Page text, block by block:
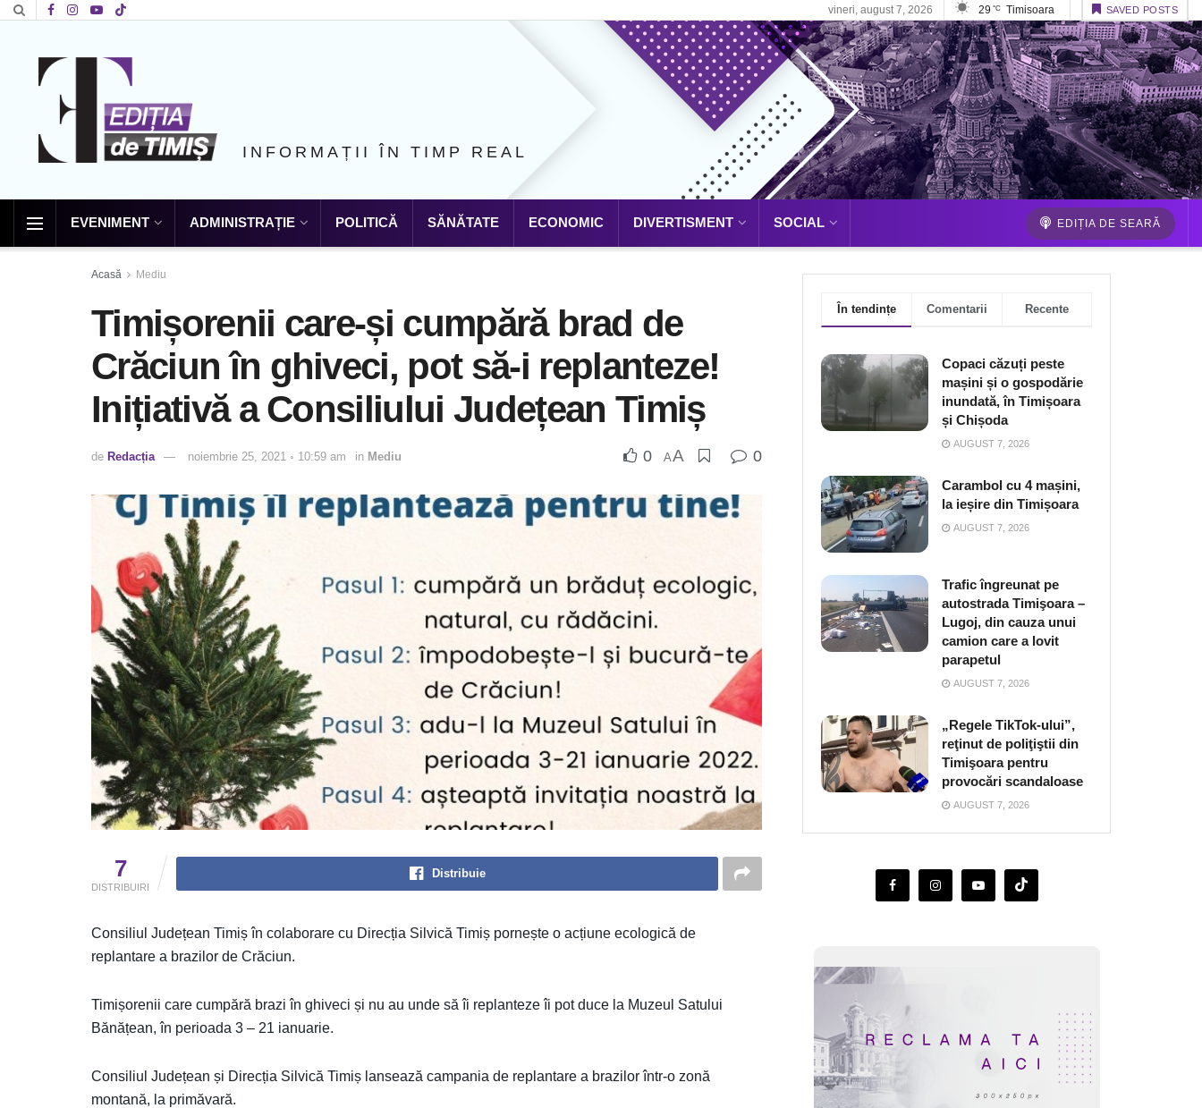
vineri, august 7, 2026 29 °C Timisoara SAVED POSTS
INFORMAȚII ÎN TIMP REAL
EVENIMENT ADMINISTRAȚIE POLITICĂ SĂNĂTATE ECONOMIC DIVERTISMENT SOCIAL EDIȚIA DE SEARĂ
Acasă Mediu
Timișorenii care-și cumpără brad de
Crăciun în ghiveci, pot să-i replanteze!
Inițiativă a Consiliului Județean Timiș
de Redacția noiembrie 25, 2021 ◦ 10:59 am in Mediu 0 AA 0
7
DISTRIBUIRI
Distribuie
Consiliul Județean Timiș în colaborare cu Direcția Silvică Timiș pornește o acțiune ecologică de
replantare a brazilor de Crăciun.
Timișorenii care cumpără brazi în ghiveci și nu au unde să îi replanteze îi pot duce la Muzeul Satului
Bănățean, în perioada 3 – 21 ianuarie.
Consiliul Județean și Direcția Silvică Timiș lansează campania de replantare a brazilor într-o zonă
montană, la primăvară.
În tendințe Comentarii Recente
Copaci căzuți peste
mașini și o gospodărie
inundată, în Timișoara
și Chișoda
AUGUST 7, 2026
Carambol cu 4 mașini,
la ieșire din Timișoara
AUGUST 7, 2026
Trafic îngreunat pe
autostrada Timişoara –
Lugoj, din cauza unui
camion care a lovit
parapetul
AUGUST 7, 2026
„Regele TikTok-ului”,
reţinut de poliţiştii din
Timişoara pentru
provocări scandaloase
AUGUST 7, 2026